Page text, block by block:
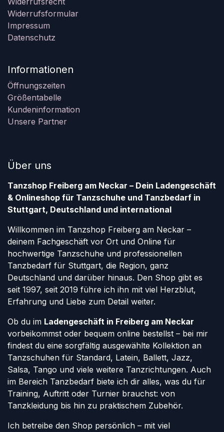
Widerrufsformular
Impressum
Datenschutz
Informationen
Öffnungszeiten
Größentabelle
Kundeninformation
Unsere Partner
Über uns
Tanzshop Freiberg am Neckar – Dein Ladengeschäft
& Onlineshop für Tanzschuhe und Tanzbedarf in
Stuttgart, Deutschland und international
Willkommen im Tanzshop Freiberg am Neckar –
deinem Fachgeschäft vor Ort und Online für
hochwertige Tanzschuhe und professionellen
Tanzbedarf für Stuttgart, die Region, ganz
Deutschland und darüber hinaus. Den Shop gibt es
seit 1997, seit 2019 führe ich ihn mit viel Herzblut,
Erfahrung und Liebe zum Detail weiter.
Ob du im Ladengeschäft in Freiberg am Neckar
vorbeikommst oder bequem online bestellst – bei mir
findest du eine sorgfältig ausgewählte Kollektion an
Tanzschuhen für Standard, Latein, Ballett, Jazz,
Salsa, Tango und viele weitere Tanzrichtungen. Auch
im Bereich Tanzbedarf biete ich dir alles, was du für
Training, Auftritt oder Turnier brauchst: von
Tanzkleidung bis hin zu praktischem Zubehör.
Ich betreibe den Shop persönlich – mit viel